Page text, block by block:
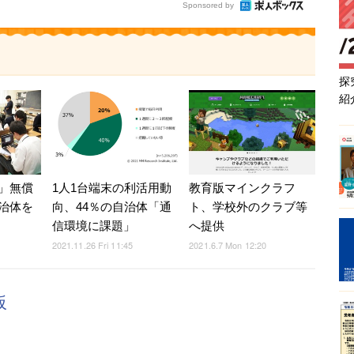
Sponsored by
無償
体を
1人1台端末の利活用動
向、44％の自治体「通
信環境に課題」
2021.11.26 Fri 11:45
教育版マインクラフ
ト、学校外のクラブ等
へ提供
2021.6.7 Mon 12:20
探
紹